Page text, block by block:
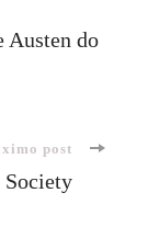
Austen do
post
Society